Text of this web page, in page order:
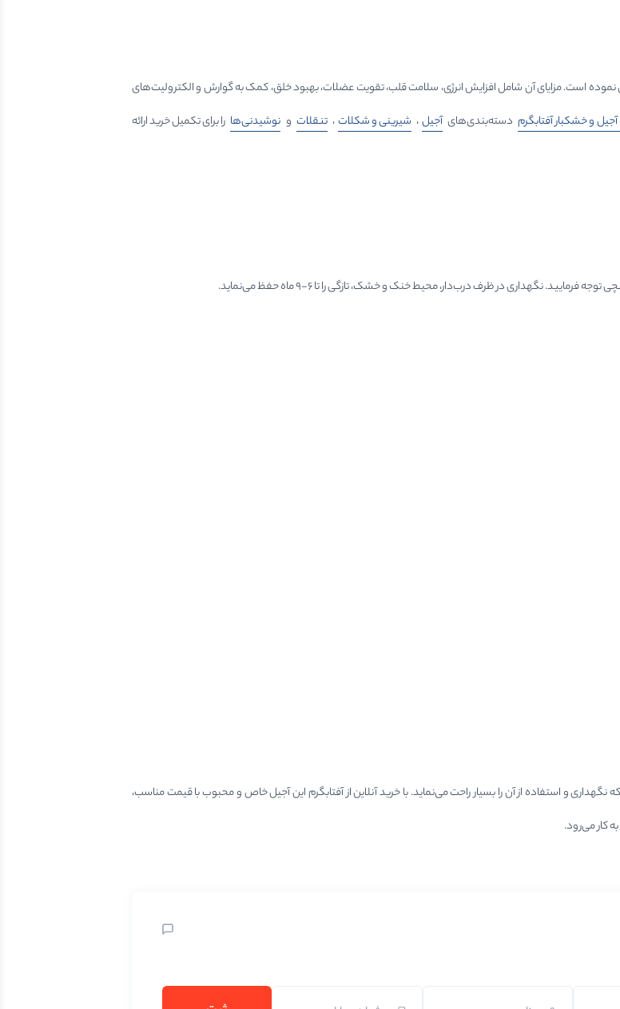
نموده است. مزایای آن شامل افزایش انرژی، سلامت قلب، تقویت عضلات، بهبود خلق، کمک به گوارش و الکترولیت‌های
و خشکبار آفتابگرم دسته‌بندی‌های آجیل، شیرینی و شکلات، تنقلات و نوشیدنی‌ها را برای تکمیل خرید ارائه
نگهداری در ظرف درب‌دار، محیط خنک و خشک، تازگی را تا ۶-۹ ماه حفظ می‌نماید.
و استفاده از آن را بسیار راحت می‌نماید. با خرید آنلاین از آفتابگرم این آجیل خاص و محبوب با قیمت مناسب،
کار می‌رود.